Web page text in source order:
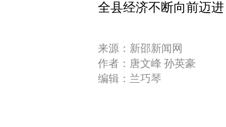
全县经济不断向前迈
来源：新邵新闻网
作者：唐文峰 孙英豪
编辑：兰巧琴